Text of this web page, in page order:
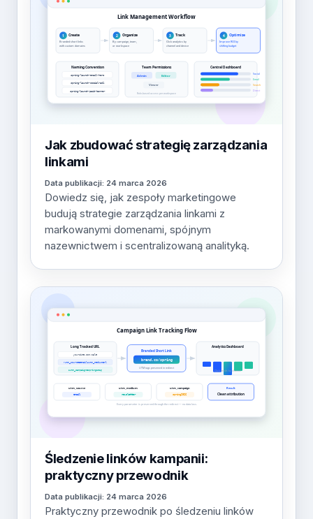
Jak zbudować strategię zarządzania
linkami
Data publikacji: 24 marca 2026
Dowiedz się, jak zespoły marketingowe
budują strategie zarządzania linkami z
markowanymi domenami, spójnym
nazewnictwem i scentralizowaną analityką.
Śledzenie linków kampanii:
praktyczny przewodnik
Data publikacji: 24 marca 2026
Praktyczny przewodnik po śledzeniu linków